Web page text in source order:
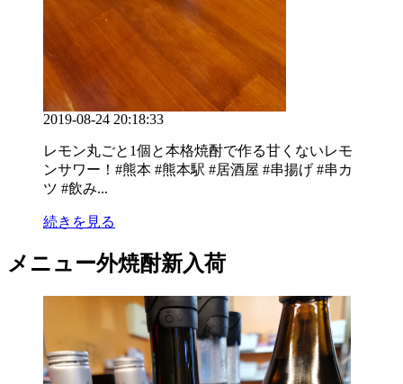
2019-08-24 20:18:33
レモン丸ごと1個と本格焼酎で作る甘くないレモ
ンサワー！#熊本 #熊本駅 #居酒屋 #串揚げ #串カ
ツ #飲み...
続きを見る
メニュー外焼酎新入荷